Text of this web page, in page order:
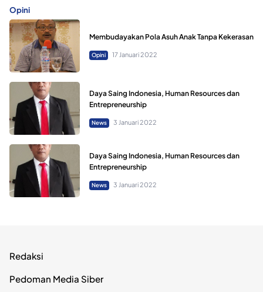
Opini
Membudayakan Pola Asuh Anak Tanpa Kekerasan
Opini 17 Januari 2022
Daya Saing Indonesia, Human Resources dan
Entrepreneurship
News 3 Januari 2022
Daya Saing Indonesia, Human Resources dan
Entrepreneurship
News 3 Januari 2022
Redaksi
Pedoman Media Siber